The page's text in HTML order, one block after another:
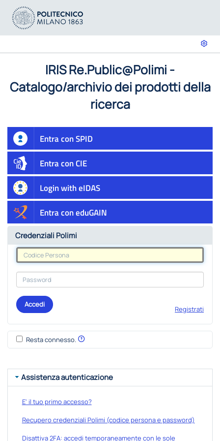
IRIS Re.Public@Polimi -
Catalogo/archivio dei prodotti della
ricerca
Entra con SPID
Entra con CIE
Login with eIDAS
Entra con eduGAIN
Credenziali Polimi
Accedi
Registrati
Resta connesso.
Assistenza autenticazione
E' il tuo primo accesso?
Recupero credenziali Polimi (codice persona e password)
Disattiva 2FA: accedi temporaneamente con le sole